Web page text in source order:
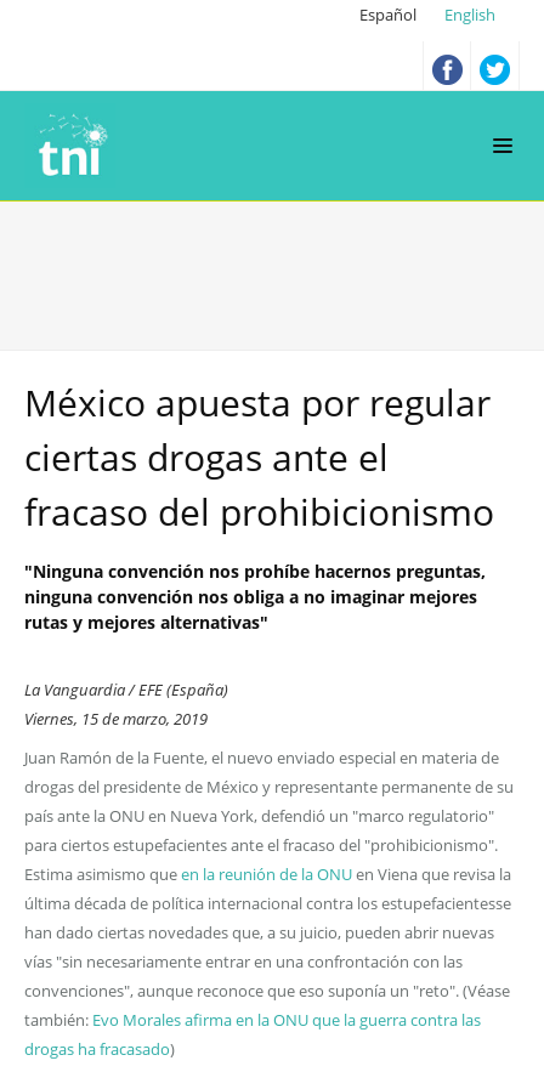
Español English
México apuesta por regular
ciertas drogas ante el
fracaso del prohibicionismo
"Ninguna convención nos prohíbe hacernos preguntas,
ninguna convención nos obliga a no imaginar mejores
rutas y mejores alternativas"
La Vanguardia / EFE (España)
Viernes, 15 de marzo, 2019
Juan Ramón de la Fuente, el nuevo enviado especial en materia de
drogas del presidente de México y representante permanente de su
país ante la ONU en Nueva York, defendió un "marco regulatorio"
para ciertos estupefacientes ante el fracaso del "prohibicionismo".
Estima asimismo queen la reunión de la ONUen Viena que revisa la
última década de política internacional contra los estupefacientesse
han dado ciertas novedades que, a su juicio, pueden abrir nuevas
vías "sin necesariamente entrar en una confrontación con las
convenciones", aunque reconoce que eso suponía un "reto". (Véase
también: Evo Morales afirma en la ONU que la guerra contra las
drogas ha fracasado)